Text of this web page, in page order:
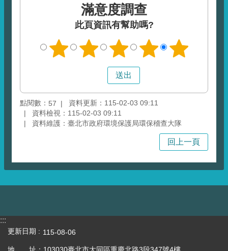
滿意度調查
此頁資訊有幫助嗎?
點閱數： 57
資料更新：115-02-03 09:11
資料檢視：115-02-03 09:11
資料維護：臺北市政府環境保護局環保稽查大隊
回上一頁
:::
更新日期 115-08-06